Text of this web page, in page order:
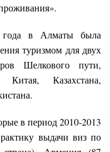
в Алматы была
туризмом для двух
Шелкового пути,
Казахстана,
в период 2010-2013
выдачи виз по